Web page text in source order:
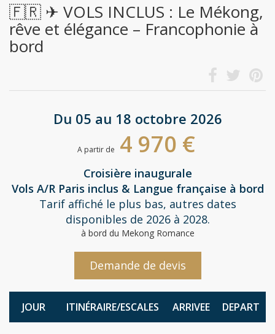
🇫🇷 ✈ VOLS INCLUS : Le Mékong,
rêve et élégance – Francophonie à
bord
Du 05 au 18 octobre 2026
A partir de 4 970 €
Croisière inaugurale
Vols A/R Paris inclus & Langue française à bord
Tarif affiché le plus bas, autres dates
disponibles de 2026 à 2028.
à bord du Mekong Romance
Demande de devis
JOUR ITINÉRAIRE/ESCALES ARRIVEE DEPART